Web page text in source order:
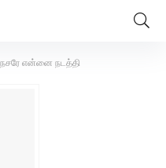
என்னை நடத்தி